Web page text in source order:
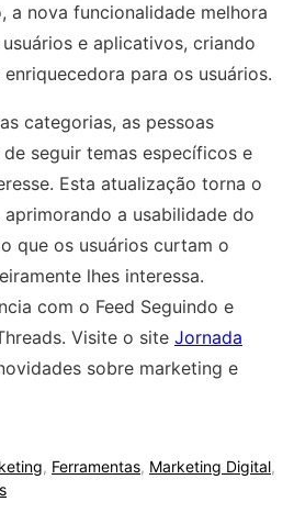
a nova funcionalidade melhora
e aplicativos, criando
para os usuários.
categorias, as pessoas
seguir temas específicos e
Esta atualização torna o
a usabilidade do
que os usuários curtam o
lhes interessa.
com o Feed Seguindo e
Visite o site Jornada
sobre marketing e
, Ferramentas, Marketing Digital,